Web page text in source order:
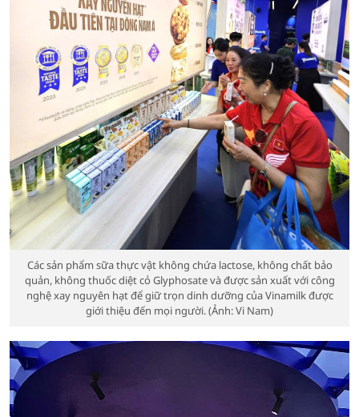
Các sản phẩm sữa thực vật không chứa lactose, không chất bảo
quản, không thuốc diệt cỏ Glyphosate và được sản xuất với công
nghệ xay nguyên hạt để giữ trọn dinh dưỡng của Vinamilk được
giới thiệu đến mọi người. (Ảnh: Vi Nam)